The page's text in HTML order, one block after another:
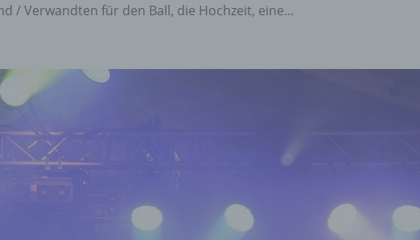
/ Verwandten für den Ball, die Hochzeit, eine...